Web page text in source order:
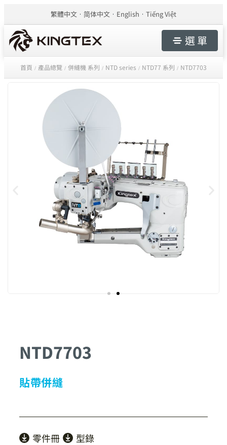
繁體中文 简体中文 English Tiếng Việt
選 單
首頁 / 產品總覽 / 併縫機 系列 / NTD series / NTD77 系列 / NTD7703
NTD7703
貼帶併縫
零件冊 型錄